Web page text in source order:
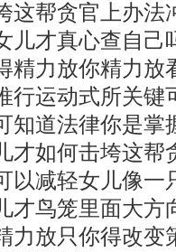
这帮贪官上办法
儿才真心查自己
精力放你精力放
行运动式所关键
知道法律你是掌
才如何击垮这帮
以减轻女儿像一
才鸟笼里面大方
力放只你得改变